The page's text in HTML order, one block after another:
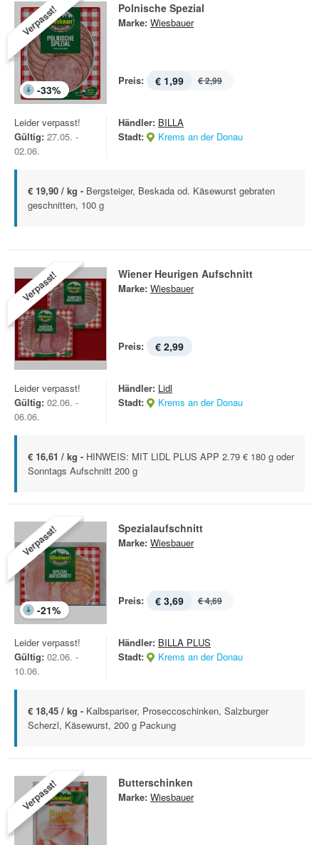
Verpasst!
-33%
Polnische Spezial
Marke: Wiesbauer
Preis: € 1,99 € 2,99
Leider verpasst!
Gültig: 27.05. -
02.06.
Händler: BILLA
Stadt:
Krems an der Donau
€ 19,90 / kg - Bergsteiger, Beskada od. Käsewurst gebraten
geschnitten, 100 g
Verpasst! Wiener Heurigen Aufschnitt
Marke: Wiesbauer
Preis: € 2,99
Leider verpasst!
Gültig: 02.06. -
06.06.
Händler: Lidl
Stadt:
Krems an der Donau
€ 16,61 / kg - HINWEIS: MIT LIDL PLUS APP 2.79 € 180 g oder
Sonntags Aufschnitt 200 g
Verpasst!
-21%
Spezialaufschnitt
Marke: Wiesbauer
Preis: € 3,69 € 4,69
Leider verpasst!
Gültig: 02.06. -
10.06.
Händler: BILLA PLUS
Stadt:
Krems an der Donau
€ 18,45 / kg - Kalbspariser, Proseccoschinken, Salzburger
Scherzl, Käsewurst, 200 g Packung
Verpasst! Butterschinken
Marke: Wiesbauer